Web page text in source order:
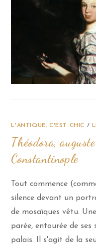
L'ANTIQUE, C'EST CHIC /
Théodora,
Constantinople
Tout commence
silence devant un
de mosaïques vêtu.
parée, entourée de ses
palais. Il s'agit de la